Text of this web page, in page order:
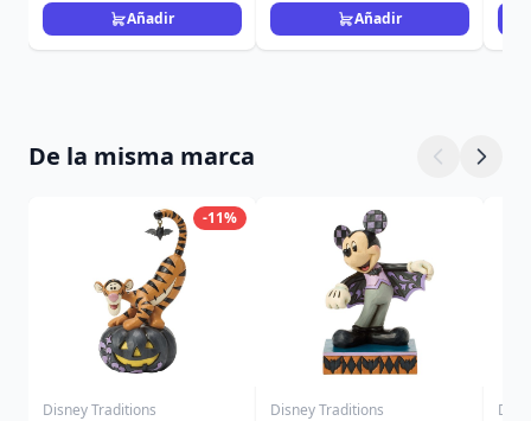
Añadir Añadir
De la misma marca
-11%
Disney Traditions Disney Traditions